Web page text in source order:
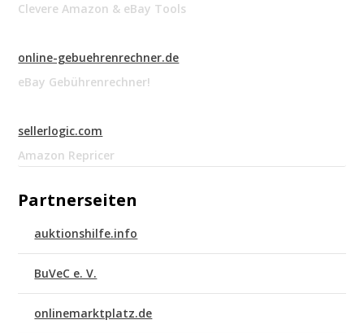
Clevere Amazon & eBay Tools
online-gebuehrenrechner.de
eBay Gebührenrechner!
sellerlogic.com
Amazon Repricer
Partnerseiten
auktionshilfe.info
BuVeC e. V.
onlinemarktplatz.de